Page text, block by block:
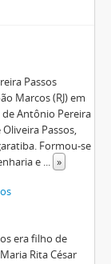
Passos
Marcos (RJ) em
Antônio Pereira
Oliveira Passos,
Formou-se
e ... »
era filho de
Rita César